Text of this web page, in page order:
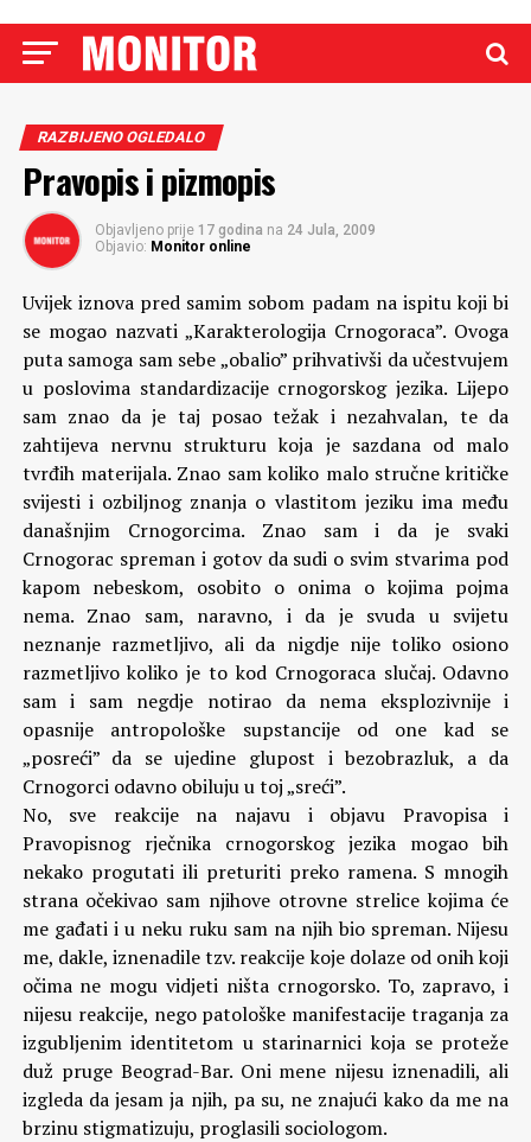
RAZBIJENO OGLEDALO
Pravopis i pizmopis
Objavljeno prije 17 godina na 24 Jula, 2009
Objavio: Monitor online
Uvijek iznova pred samim sobom padam na ispitu koji bi
se mogao nazvati „Karakterologija Crnogoraca”. Ovoga
puta samoga sam sebe „obalio” prihvativši da učestvujem
u poslovima standardizacije crnogorskog jezika. Lijepo
sam znao da je taj posao težak i nezahvalan, te da
zahtijeva nervnu strukturu koja je sazdana od malo
tvrđih materijala. Znao sam koliko malo stručne kritičke
svijesti i ozbiljnog znanja o vlastitom jeziku ima među
današnjim Crnogorcima. Znao sam i da je svaki
Crnogorac spreman i gotov da sudi o svim stvarima pod
kapom nebeskom, osobito o onima o kojima pojma
nema. Znao sam, naravno, i da je svuda u svijetu
neznanje razmetljivo, ali da nigdje nije toliko osiono
razmetljivo koliko je to kod Crnogoraca slučaj. Odavno
sam i sam negdje notirao da nema eksplozivnije i
opasnije antropološke supstancije od one kad se
„posreći” da se ujedine glupost i bezobrazluk, a da
Crnogorci odavno obiluju u toj „sreći”.
No, sve reakcije na najavu i objavu Pravopisa i
Pravopisnog rječnika crnogorskog jezika mogao bih
nekako progutati ili preturiti preko ramena. S mnogih
strana očekivao sam njihove otrovne strelice kojima će
me gađati i u neku ruku sam na njih bio spreman. Nijesu
me, dakle, iznenadile tzv. reakcije koje dolaze od onih koji
očima ne mogu vidjeti ništa crnogorsko. To, zapravo, i
nijesu reakcije, nego patološke manifestacije traganja za
izgubljenim identitetom u starinarnici koja se proteže
duž pruge Beograd-Bar. Oni mene nijesu iznenadili, ali
izgleda da jesam ja njih, pa su, ne znajući kako da me na
brzinu stigmatizuju, proglasili sociologom.